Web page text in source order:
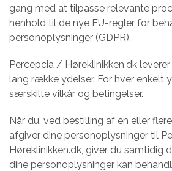
gang med at tilpasse relevante
henhold til de nye EU-regler for
personoplysninger (GDPR).
Percepcia / Høreklinikken.dk
lang række ydelser. For hver enkelt
særskilte vilkår og betingelser.
Når du, ved bestilling af én eller
afgiver dine personoplysninger til
Høreklinikken.dk, giver du samtidig
dine personoplysninger kan